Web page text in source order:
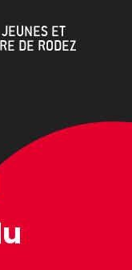
ET
DE RODEZ